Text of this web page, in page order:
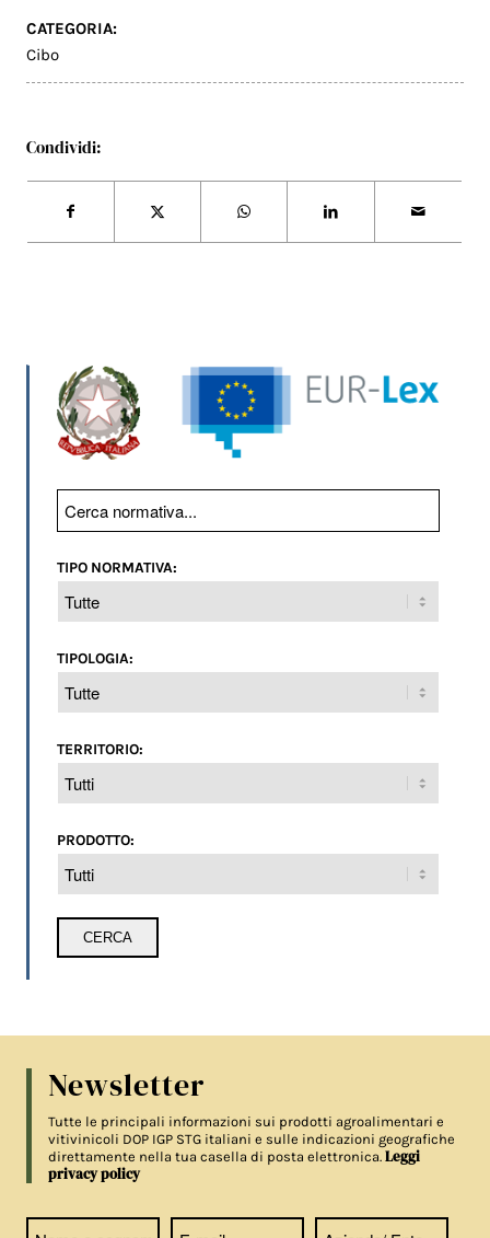
CATEGORIA:
Cibo
Condividi:
TIPO NORMATIVA:
TIPOLOGIA:
TERRITORIO:
PRODOTTO:
Newsletter
Tutte le principali informazioni sui prodotti agroalimentari e
vitivinicoli DOP IGP STG italiani e sulle indicazioni geografiche
direttamente nella tua casella di posta elettronica.Leggi
privacy policy